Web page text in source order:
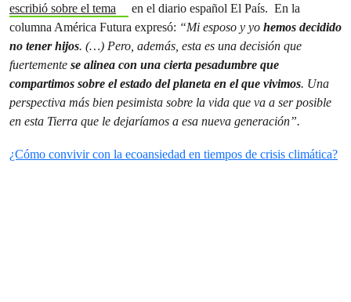
escribió sobre el tema
en el diario español El País. En la
columna América Futura expresó: “Mi esposo y yo hemos decidido
no tener hijos. (…) Pero, además, esta es una decisión que
fuertemente se alinea con una cierta pesadumbre que
compartimos sobre el estado del planeta en el que vivimos. Una
perspectiva más bien pesimista sobre la vida que va a ser posible
en esta Tierra que le dejaríamos a esa nueva generación”.
¿Cómo convivir con la ecoansiedad en tiempos de crisis climática?